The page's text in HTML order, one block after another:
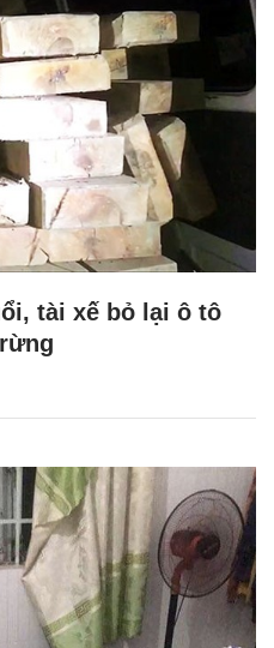
tài xế bỏ lại ô tô